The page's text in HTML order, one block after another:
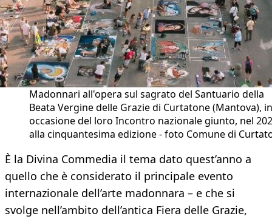
Madonnari all'opera sul sagrato del Santuario della
Beata Vergine delle Grazie di Curtatone (Mantova), in
occasione del loro Incontro nazionale giunto, nel
alla cinquantesima edizione - foto Comune di
È la Divina Commedia il tema dato quest’anno a
quello che è considerato il principale evento
internazionale dell’arte madonnara – e che si
svolge nell’ambito dell’antica Fiera delle Grazie,